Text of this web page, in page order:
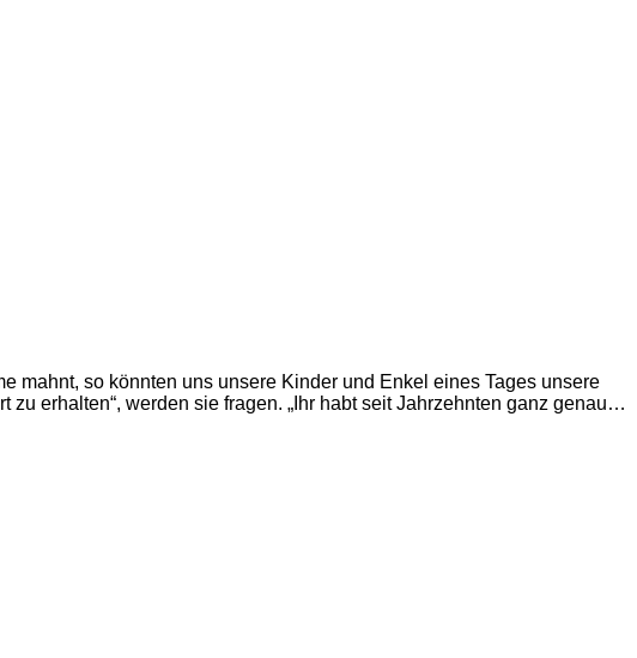
mahnt, so könnten uns unsere Kinder und Enkel eines Tages unsere
erhalten“, werden sie fragen. „Ihr habt seit Jahrzehnten ganz genau…